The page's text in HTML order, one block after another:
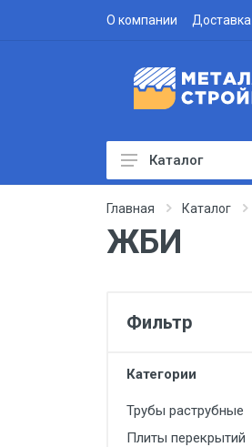
О компании
Профнастил
Водосточная система
Гофролист
Производство
Каталог
Главная Каталог
ЖБИ
Фильтр
Категории
Трубы раструбные
Плиты перекрытий